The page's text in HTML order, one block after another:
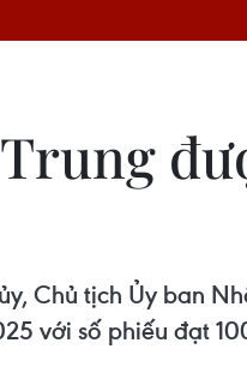
Chủ tịch Ủy ban
với số phiếu đạt